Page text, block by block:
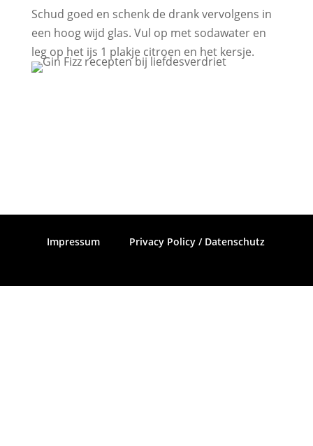
Schud goed en schenk de drank vervolgens in
een hoog wijd glas. Vul op met sodawater en
leg op het ijs 1 plakje citroen en het kersje.
Impressum Privacy Policy / Datenschutz